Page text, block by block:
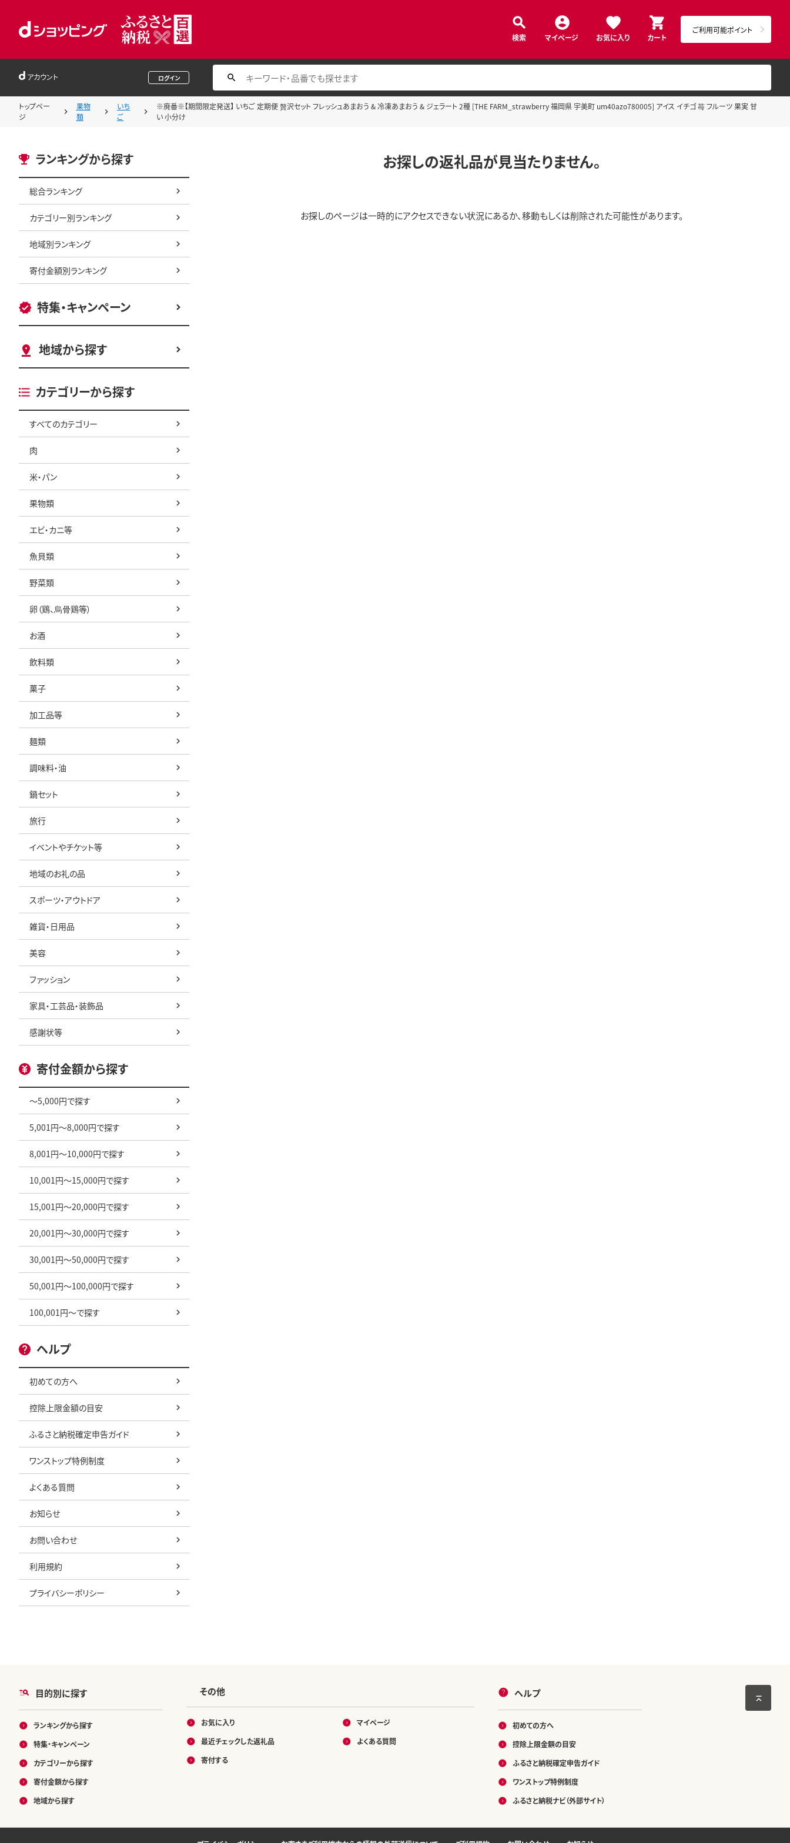
検索 マイページ お気に入り カート
ご利用可能ポイント
アカウント ログイン
トップペー
ジ
果物
類
いち
ご
※廃番※【期間限定発送】 いちご 定期便 贅沢セット フレッシュあまおう & 冷凍あまおう & ジェラート 2種 [THE FARM_strawberry 福岡県 宇美町 um40azo780005] アイス イチゴ 苺 フルーツ 果実 甘
い 小分け
ランキングから探す
総合ランキング
カテゴリー別ランキング
地域別ランキング
寄付金額別ランキング
特集・キャンペーン
地域から探す
カテゴリーから探す
すべてのカテゴリー
肉
米・パン
果物類
エビ・カニ等
魚貝類
野菜類
卵（鶏、烏骨鶏等）
お酒
飲料類
菓子
加工品等
麺類
調味料・油
鍋セット
旅行
イベントやチケット等
地域のお礼の品
スポーツ・アウトドア
雑貨・日用品
美容
ファッション
家具・工芸品・装飾品
感謝状等
寄付金額から探す
～5,000円で探す
5,001円～8,000円で探す
8,001円～10,000円で探す
10,001円～15,000円で探す
15,001円～20,000円で探す
20,001円～30,000円で探す
30,001円～50,000円で探す
50,001円～100,000円で探す
100,001円～で探す
ヘルプ
初めての方へ
控除上限金額の目安
ふるさと納税確定申告ガイド
ワンストップ特例制度
よくある質問
お知らせ
お問い合わせ
利用規約
プライバシーポリシー
お探しの返礼品が見当たりません。
お探しのページは一時的にアクセスできない状況にあるか、移動もしくは削除された可能性があります。
目的別に探す
ランキングから探す
特集・キャンペーン
カテゴリーから探す
寄付金額から探す
地域から探す
その他
お気に入り
最近チェックした返礼品
寄付する
マイページ
よくある質問
ヘルプ
初めての方へ
控除上限金額の目安
ふるさと納税確定申告ガイド
ワンストップ特例制度
ふるさと納税ナビ（外部サイト）